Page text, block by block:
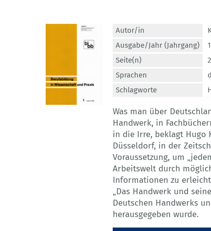
Autor/in
Ausgabe/Jahr (Jahrgang)
Seite(n)
Sprachen
Schlagworte
Was man über
Handwerk, in
in die Irre, beklagt Hugo
Düsseldorf, in der
Voraussetzung, um
Arbeitswelt durch
Informationen zu
„Das Handwerk und
Deutschen Handwerks
herausgegeben wurde.